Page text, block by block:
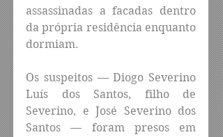
assassinadas a facadas dentro
da própria residência enquanto
dormiam.
Os suspeitos — Diogo Severino
Luís dos Santos, filho de
Severino, e José Severino dos
Santos — foram presos em